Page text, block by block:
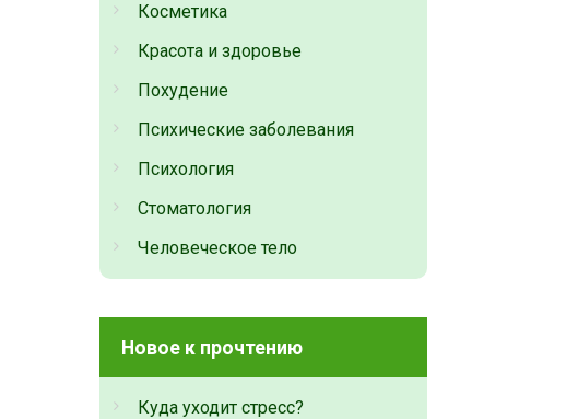
Косметика
Красота и здоровье
Похудение
Психические заболевания
Психология
Стоматология
Человеческое тело
Новое к прочтению
Куда уходит стресс?